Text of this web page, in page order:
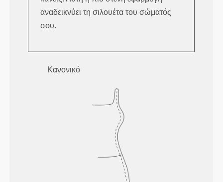
αναδεικνύει τη σιλουέτα του σώματός
σου.
Κανονικό